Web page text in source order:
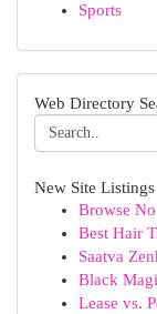
Sports
Web Directory
New Site Listings
Browse
Best Hair
Saatva
Black
Lease vs.